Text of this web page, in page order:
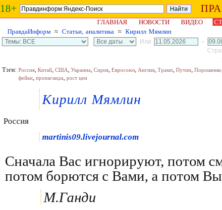
18+
ГЛАВНАЯ НОВОСТИ ВИДЕО
ПравдаИнформ ≈ Статьи, аналитика ≈ Кирилл Мямлин
Или:
–
Тэги: Россия, Китай, США, Украина, Сирия, Евросоюз, Англия, Трамп, Путин, Порошенко
фейки, пропаганда, рост цен
Кирилл Мямлин
Россия
martinis09.livejournal.com
Сначала Вас игнорируют, потом
потом борются с Вами, а потом
М.Ганди